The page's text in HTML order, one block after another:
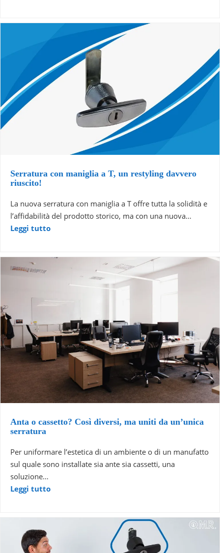
Serratura con maniglia a T, un restyling davvero
riuscito!
La nuova serratura con maniglia a T offre tutta la solidità e
l’affidabilità del prodotto storico, ma con una nuova…
Leggi tutto
Anta o cassetto? Così diversi, ma uniti da un’unica
serratura
Per uniformare l’estetica di un ambiente o di un manufatto
sul quale sono installate sia ante sia cassetti, una
soluzione…
Leggi tutto